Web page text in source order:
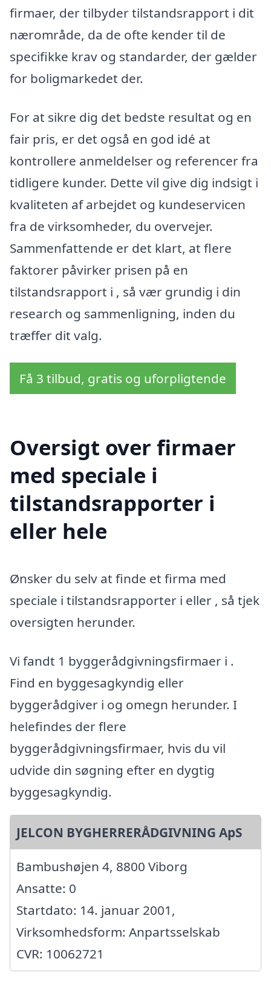
firmaer, der tilbyder tilstandsrapport i dit
nærområde, da de ofte kender til de
specifikke krav og standarder, der gælder
for boligmarkedet der.
For at sikre dig det bedste resultat og en
fair pris, er det også en god idé at
kontrollere anmeldelser og referencer fra
tidligere kunder. Dette vil give dig indsigt i
kvaliteten af arbejdet og kundeservicen
fra de virksomheder, du overvejer.
Sammenfattende er det klart, at flere
faktorer påvirker prisen på en
tilstandsrapport i , så vær grundig i din
research og sammenligning, inden du
træffer dit valg.
Få 3 tilbud, gratis og uforpligtende
Oversigt over firmaer
med speciale i
tilstandsrapporter i
eller hele
Ønsker du selv at finde et firma med
speciale i tilstandsrapporter i eller , så tjek
oversigten herunder.
Vi fandt 1 byggerådgivningsfirmaer i .
Find en byggesagkyndig eller
byggerådgiver i og omegn herunder. I
helefindes der flere
byggerådgivningsfirmaer, hvis du vil
udvide din søgning efter en dygtig
byggesagkyndig.
JELCON BYGHERRERÅDGIVNING ApS
Bambushøjen 4, 8800 Viborg
Ansatte: 0
Startdato: 14. januar 2001,
Virksomhedsform: Anpartsselskab
CVR: 10062721